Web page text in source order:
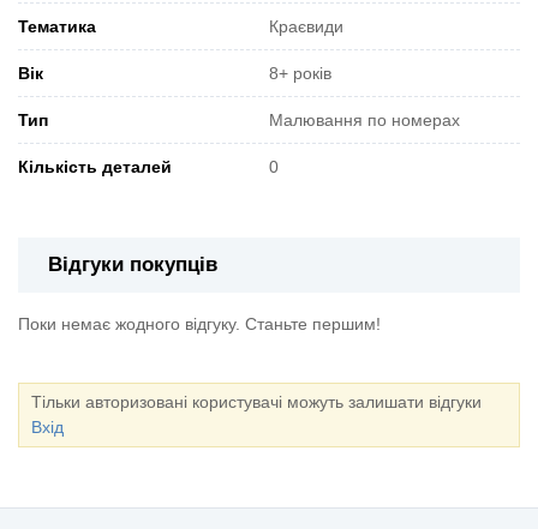
Тематика Краєвиди
Вік 8+ років
Тип Малювання по номерах
Кількість деталей 0
Відгуки покупців
Поки немає жодного відгуку. Станьте першим!
Тільки авторизовані користувачі можуть залишати відгуки
Вхід